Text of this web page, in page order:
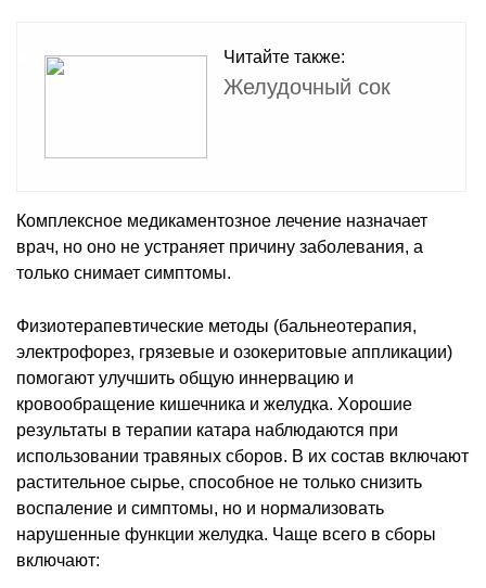
Читайте также:
Желудочный сок
Комплексное медикаментозное лечение назначает
врач, но оно не устраняет причину заболевания, а
только снимает симптомы.
Физиотерапевтические методы (бальнеотерапия,
электрофорез, грязевые и озокеритовые аппликации)
помогают улучшить общую иннервацию и
кровообращение кишечника и желудка. Хорошие
результаты в терапии катара наблюдаются при
использовании травяных сборов. В их состав включают
растительное сырье, способное не только снизить
воспаление и симптомы, но и нормализовать
нарушенные функции желудка. Чаще всего в сборы
включают: